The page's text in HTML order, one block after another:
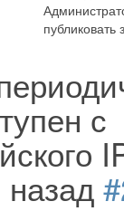
публиковать
с